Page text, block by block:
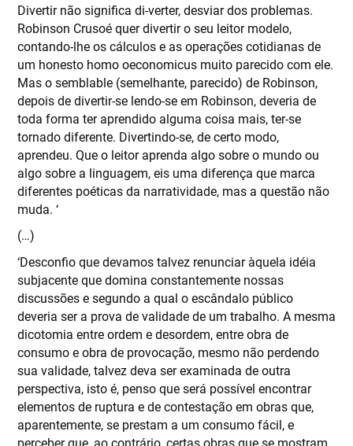
Divertir não significa di-verter, desviar dos problemas.
Robinson Crusoé quer divertir o seu leitor modelo,
contando-lhe os cálculos e as operações cotidianas de
um honesto homo oeconomicus muito parecido com ele.
Mas o semblable (semelhante, parecido) de Robinson,
depois de divertir-se lendo-se em Robinson, deveria de
toda forma ter aprendido alguma coisa mais, ter-se
tornado diferente. Divertindo-se, de certo modo,
aprendeu. Que o leitor aprenda algo sobre o mundo ou
algo sobre a linguagem, eis uma diferença que marca
diferentes poéticas da narratividade, mas a questão não
muda. ‘
(…)
‘Desconfio que devamos talvez renunciar àquela idéia
subjacente que domina constantemente nossas
discussões e segundo a qual o escândalo público
deveria ser a prova de validade de um trabalho. A mesma
dicotomia entre ordem e desordem, entre obra de
consumo e obra de provocação, mesmo não perdendo
sua validade, talvez deva ser examinada de outra
perspectiva, isto é, penso que será possível encontrar
elementos de ruptura e de contestação em obras que,
aparentemente, se prestam a um consumo fácil, e
perceber que, ao contrário, certas obras que se mostram